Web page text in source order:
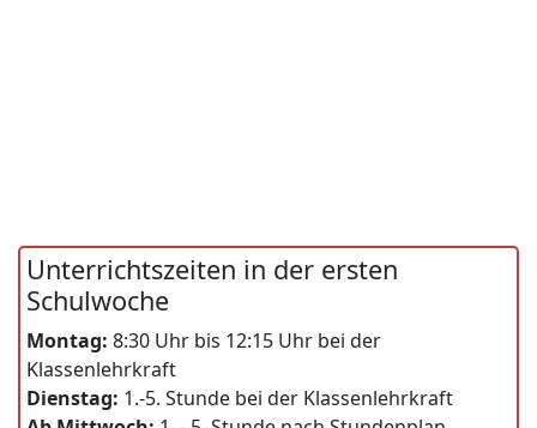
Unterrichtszeiten in der ersten
Schulwoche
Montag: 8:30 Uhr bis 12:15 Uhr bei der
Klassenlehrkraft
Dienstag: 1.-5. Stunde bei der Klassenlehrkraft